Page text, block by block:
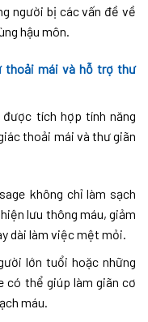
người bị các vấn đề về
hậu môn.
thoải mái và hỗ trợ thư
được tích hợp tính năng
thoải mái và thư giãn
không chỉ làm sạch
lưu thông máu, giảm
dài làm việc mệt mỏi.
lớn tuổi hoặc những
có thể giúp làm giãn cơ
máu.